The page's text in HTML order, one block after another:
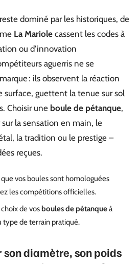
dominé par les historiques, de
La Mariole cassent les codes à
ou d’innovation
aguerris ne se
: ils observent la réaction
surface, guettent la tenue sur sol
Choisir une boule de pétanque,
sur la sensation en main, le
la tradition ou le prestige –
reçues.
vos boules sont homologuées
les compétitions officielles.
de vos boules de pétanqueà
type de terrain pratiqué.
son diamètre, son poids